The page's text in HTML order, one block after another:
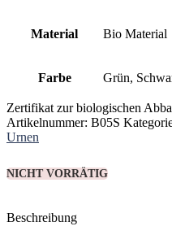
Material Bio Material
Farbe Grün,
Zertifikat zur biologischen
Artikelnummer: B05S
Urnen
NICHT VORRÄTIG
Beschreibung